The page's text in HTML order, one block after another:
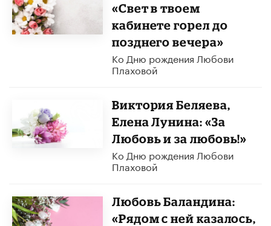
«Свет в твоем
кабинете горел до
позднего вечера»
Ко Дню рождения Любови
Плаховой
Виктория Беляева,
Елена Лунина: «За
Любовь и за любовь!»
Ко Дню рождения Любови
Плаховой
Любовь Баландина:
«Рядом с ней казалось,